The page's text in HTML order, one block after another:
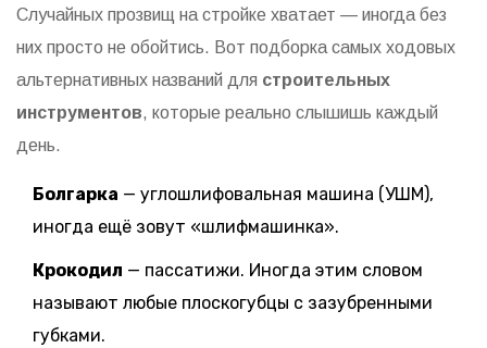
Случайных прозвищ на стройке хватает — иногда без
них просто не обойтись. Вот подборка самых ходовых
альтернативных названий для строительных
инструментов, которые реально слышишь каждый
день.
Болгарка — углошлифовальная машина (УШМ),
иногда ещё зовут «шлифмашинка».
Крокодил — пассатижи. Иногда этим словом
называют любые плоскогубцы с зазубренными
губками.